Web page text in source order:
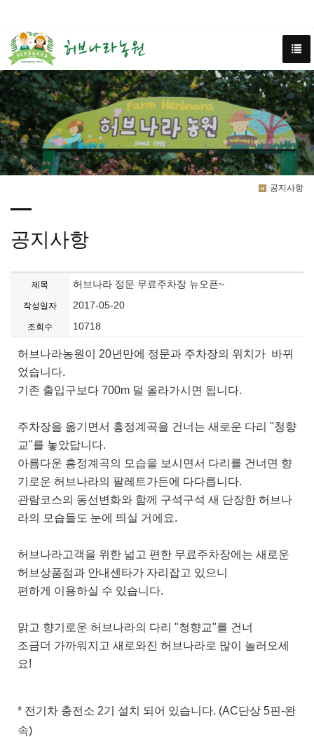
공지사항
공지사항
제목 허브나라 정문 무료주차장 뉴오픈~
작성일자 2017-05-20
조회수 10718
허브나라농원이 20년만에 정문과 주차장의 위치가 바뀌
었습니다.
기존 출입구보다 700m 덜 올라가시면 됩니다.
주차장을 옮기면서 흥정계곡을 건너는 새로운 다리 "청향
교"를 놓았답니다.
아름다운 흥정계곡의 모습을 보시면서 다리를 건너면 향
기로운 허브나라의 팔레트가든에 다다릅니다.
관람코스의 동선변화와 함께 구석구석 새 단장한 허브나
라의 모습들도 눈에 띄실 거에요.
허브나라고객을 위한 넓고 편한 무료주차장에는 새로운
허브상품점과 안내센타가 자리잡고 있으니
편하게 이용하실 수 있습니다.
맑고 향기로운 허브나라의 다리 "청향교"를 건너
조금더 가까워지고 새로와진 허브나라로 많이 놀러오세
요!
* 전기차 충전소 2기 설치 되어 있습니다. (AC단상 5핀-완
속)